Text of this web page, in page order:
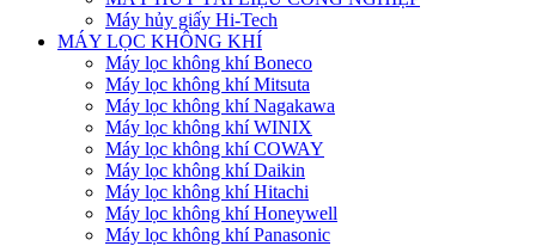
Máy hủy giấy Hi-Tech
MÁY LỌC KHÔNG KHÍ
Máy lọc không khí Boneco
Máy lọc không khí Mitsuta
Máy lọc không khí Nagakawa
Máy lọc không khí WINIX
Máy lọc không khí COWAY
Máy lọc không khí Daikin
Máy lọc không khí Hitachi
Máy lọc không khí Honeywell
Máy lọc không khí Panasonic